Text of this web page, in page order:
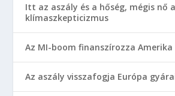
Itt az aszály és a hőség, mégis nő a
klímaszkepticizmus
Az MI-boom finanszírozza
Az aszály visszafogja Európa